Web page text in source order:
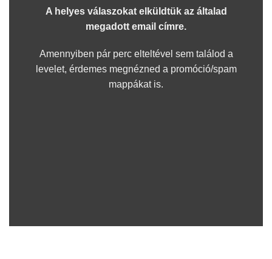
A helyes válaszokat elküldtük az általad
megadott email címre.
Amennyiben pár perc elteltével sem találod a
levelet, érdemes megnézned a promóció/spam
mappákat is.